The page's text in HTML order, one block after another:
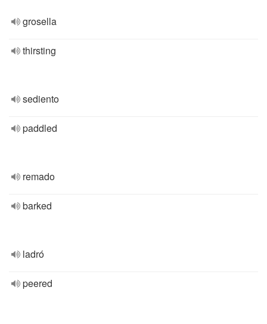
grosella
thirsting
sediento
paddled
remado
barked
ladró
peered